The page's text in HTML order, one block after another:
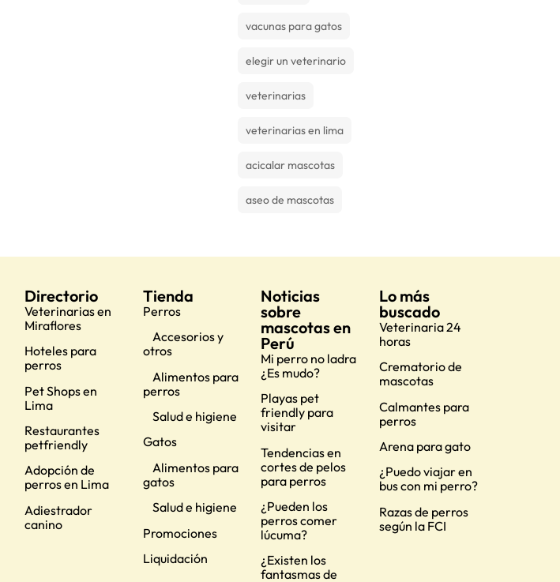
vacunas para gatos
elegir un veterinario
veterinarias
veterinarias en lima
acicalar mascotas
aseo de mascotas
Directorio
Veterinarias en
Miraflores
Hoteles para
perros
Pet Shops en
Lima
Restaurantes
petfriendly
Adopción de
perros en Lima
Adiestrador
canino
Tienda
Perros
Accesorios y
otros
Alimentos para
perros
Salud e higiene
Gatos
Alimentos para
gatos
Salud e higiene
Promociones
Liquidación
Noticias
sobre
mascotas en
Perú
Mi perro no ladra
¿Es mudo?
Playas pet
friendly para
visitar
Tendencias en
cortes de pelos
para perros
¿Pueden los
perros comer
lúcuma?
¿Existen los
fantasmas de
Lo más
buscado
Veterinaria 24
horas
Crematorio de
mascotas
Calmantes para
perros
Arena para gato
¿Puedo viajar en
bus con mi perro?
Razas de perros
según la FCI